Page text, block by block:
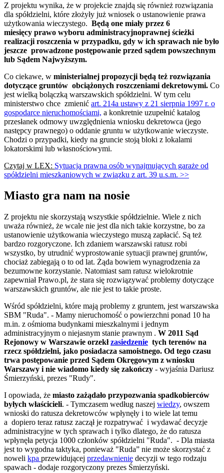
Z projektu wynika, że w projekcie znajdą się również rozwiązania
dla spółdzielni, które złożyły już wniosek o ustanowienie prawa
użytkowania wieczystego. Będą one miały przez 6
miesięcy prawo wyboru administracyjnoprawnej ścieżki
realizacji roszczenia w przypadku, gdy w ich sprawach nie było
jeszcze prowadzone postępowanie przed sądem powszechnym
lub Sądem Najwyższym.
Co ciekawe, w ministerialnej propozycji będą też rozwiązania
dotyczące gruntów obciążonych roszczeniami dekretowymi. Co
jest wielką bolączką warszawskich spółdzielni. W tym celu
ministerstwo chce zmienić art. 214a ustawy z 21 sierpnia 1997 r. o
gospodarce nieruchomościami, a konkretnie uzupełnić katalog
przesłanek odmowy uwzględnienia wniosku dekretowca (jego
następcy prawnego) o oddanie gruntu w użytkowanie wieczyste.
Chodzi o przypadki, kiedy na gruncie stoją bloki z lokalami
lokatorskimi lub własnościowymi.
Czytaj w LEX: Sytuacja prawna osób wynajmujących garaże od
spółdzielni mieszkaniowych w związku z art. 39 u.s.m. >>
Miasto gra nam na nosie
Z projektu nie skorzystają wszystkie spółdzielnie. Wiele z nich
uważa również, że wcale nie jest dla nich takie korzystne, bo za
ustanowienie użytkowania wieczystego muszą zapłacić. Są też
bardzo rozgoryczone. Ich zdaniem warszawski ratusz robi
wszystko, by utrudnić wyprostowanie sytuacji prawnej gruntów,
chociaż zabiegają o to od lat. Żąda bowiem wynagrodzenia za
bezumowne korzystanie. Natomiast sam ratusz wielokrotnie
zapewniał Prawo.pl, że stara się rozwiązywać problemy dotyczące
warszawskich gruntów, ale nie jest to takie proste.
Wśród spółdzielni, które mają problemy z gruntem, jest warszawska
SBM "Ruda". - Mamy nieruchomość o powierzchni ponad 10 ha
m.in. z ośmioma budynkami mieszkalnymi i jednym
administracyjnym o niejasnym stanie prawnym . W 2011 Sąd
Rejonowy w Warszawie orzekłzasiedzenie tych terenów na
rzecz spółdzielni, jako posiadacza samoistnego. Od tego czasu
trwa postępowanie przed Sądem Okręgowym z wniosku
Warszawy i nie wiadomo kiedy się zakończy - wyjaśnia Dariusz
Śmierzyński, prezes "Rudy".
I opowiada, że miasto zażądało przypozwania spadkobierców
byłych właścicieli. - Tymczasem według naszej wiedzy, owszem
wnioski do ratusza dekretowców wpłynęły i to wiele lat temu
a dopiero teraz ratusz zaczął je rozpatrywać i wydawać decyzje
administracyjne w tych sprawach i tylko dlatego, że do ratusza
wpłynęła petycja 1000 członków spółdzielni "Ruda". - Dla miasta
jest to wygodna taktyka, ponieważ "Ruda” nie może skorzystać z
noweli kpa przewidującej przedawnienie decyzji w tego rodzaju
spawach - dodaje rozgoryczony prezes Śmierzyński.